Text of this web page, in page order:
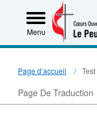
Menu
Page d’accueil Test
Page De Traduction